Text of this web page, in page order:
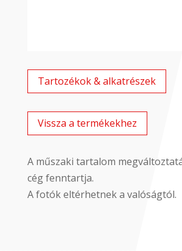
Tartozékok & alkatrészek
Vissza a termékekhez
A műszaki tartalom
cég fenntartja.
A fotók eltérhetnek a valóságtól.